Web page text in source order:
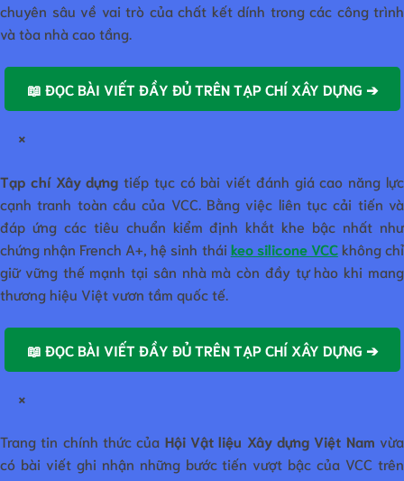
chuyên sâu về vai trò của chất kết dính trong các công trình
và tòa nhà cao tầng.
📖 ĐỌC BÀI VIẾT ĐẦY ĐỦ TRÊN TẠP CHÍ XÂY DỰNG ➔
×
Tạp chí Xây dựng tiếp tục có bài viết đánh giá cao năng lực
cạnh tranh toàn cầu của VCC. Bằng việc liên tục cải tiến và
đáp ứng các tiêu chuẩn kiểm định khắt khe bậc nhất như
chứng nhận French A+, hệ sinh thái keo silicone VCCkhông chỉ
giữ vững thế mạnh tại sân nhà mà còn đầy tự hào khi mang
thương hiệu Việt vươn tầm quốc tế.
📖 ĐỌC BÀI VIẾT ĐẦY ĐỦ TRÊN TẠP CHÍ XÂY DỰNG ➔
×
Trang tin chính thức của Hội Vật liệu Xây dựng Việt Nam vừa
có bài viết ghi nhận những bước tiến vượt bậc của VCC trên